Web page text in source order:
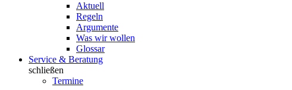
Aktuell
Regeln
Argumente
Was wir wollen
Glossar
Service & Beratung
schließen
Termine